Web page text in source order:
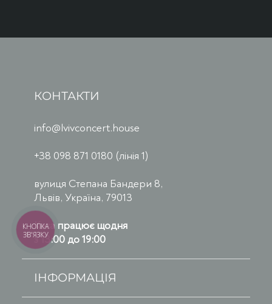
КОНТАКТИ
info@lvivconcert.house
+38 098 871 0180 (лінія 1)
вулиця Степана Бандери 8,
Львів, Україна, 79013
Каса працює щодня
з 13:00 до 19:00
ІНФОРМАЦІЯ
КНОПКА
ЗВ'ЯЗКУ